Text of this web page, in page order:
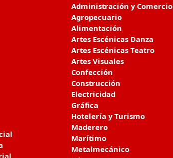
Administración y Comercio
Agropecuario
Alimentación
Artes Escénicas Danza
Artes Escénicas Teatro
Artes Visuales
Confección
Construcción
Electricidad
Gráfica
Hotelería y Turismo
Maderero
Marítimo
Metalmecánico